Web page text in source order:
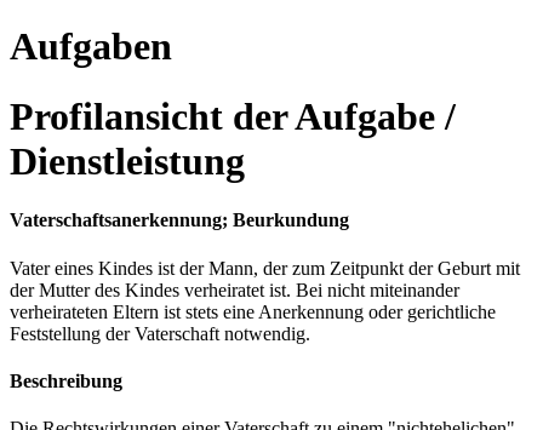
Aufgaben
Profilansicht der Aufgabe /
Dienstleistung
Vaterschaftsanerkennung; Beurkundung
Vater eines Kindes ist der Mann, der zum Zeitpunkt der Geburt mit
der Mutter des Kindes verheiratet ist. Bei nicht miteinander
verheirateten Eltern ist stets eine Anerkennung oder gerichtliche
Feststellung der Vaterschaft notwendig.
Beschreibung